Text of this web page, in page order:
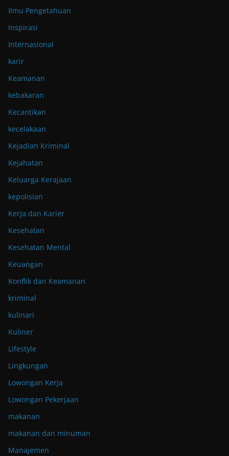
Ilmu Pengetahuan
Inspirasi
Internasional
karir
Keamanan
kebakaran
Kecantikan
kecelakaan
Kejadian Kriminal
Kejahatan
Keluarga Kerajaan
kepolisian
Kerja dan Karier
Kesehatan
Kesehatan Mental
Keuangan
Konflik dan Keamanan
kriminal
kulinari
Kuliner
Lifestyle
Lingkungan
Lowongan Kerja
Lowongan Pekerjaan
makanan
makanan dan minuman
Manajemen